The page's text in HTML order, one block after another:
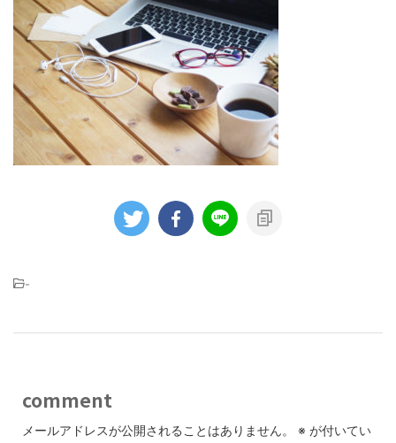
-
comment
メールアドレスが公開されることはありません。 ※ が付いてい